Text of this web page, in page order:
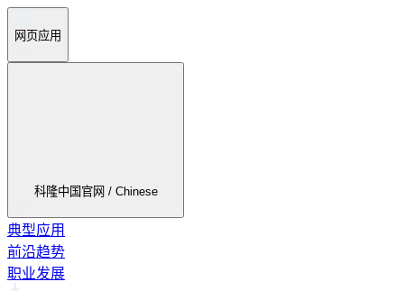
网页应用
科隆中国官网 / Chinese
典型应用
前沿趋势
职业发展